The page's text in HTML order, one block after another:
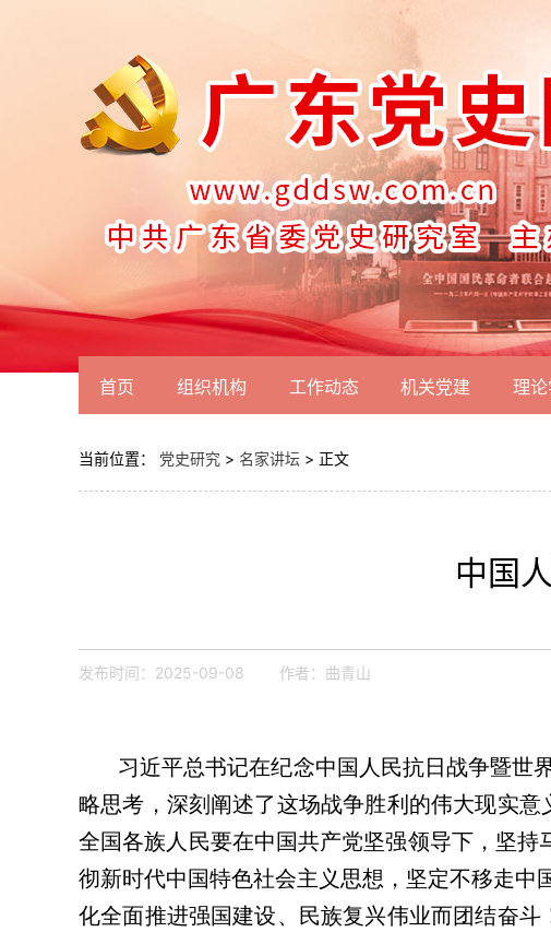
首页 组织机构 工作动态 机关党建 理
当前位置： 党史研究 > 名家讲坛 > 正文
中国
发布时间：2025-09-08 作者：曲青山
习近平总书记在纪念中国人民抗日战争暨世
略思考，深刻阐述了这场战争胜利的伟大现实
全国各族人民要在中国共产党坚强领导下，坚
彻新时代中国特色社会主义思想，坚定不移走
化全面推进强国建设、民族复兴伟业而团结奋